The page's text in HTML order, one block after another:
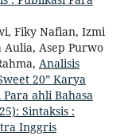
Fiky Nafian, Izmi
Aulia, Asep Purwo
Analisis
20” Karya
ahli Bahasa
Sintaksis :
Inggris